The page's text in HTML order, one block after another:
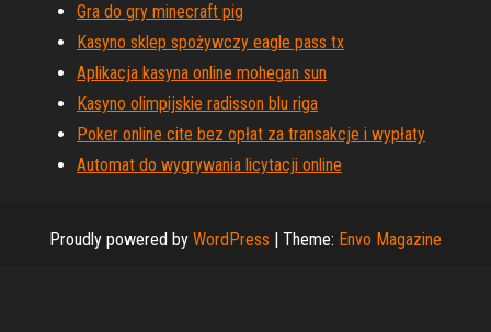
Gra do gry minecraft pig
Kasyno sklep spożywczy eagle pass tx
Aplikacja kasyna online mohegan sun
Kasyno olimpijskie radisson blu riga
Poker online cite bez opłat za transakcje i wypłaty
Automat do wygrywania licytacji online
Proudly powered by WordPress | Theme: Envo Magazine